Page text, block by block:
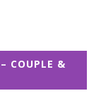
COUPLE &